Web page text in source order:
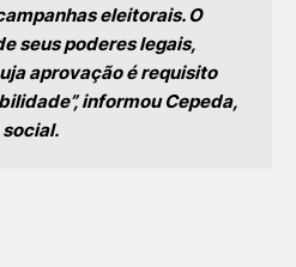
eleitorais. O
seus poderes legais,
aprovação é requisito
informou Cepeda,